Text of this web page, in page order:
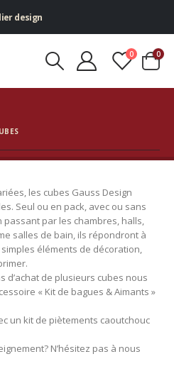
design
0 0
les cubes Gauss Design
Seul ou en pack, avec ou sans
par les chambres, halls,
salles de bain, ils répondront à
éléments de décoration,
d’achat de plusieurs cubes nous
« Kit de bagues & Aimants »
un kit de piètements caoutchouc
N’hésitez pas à nous